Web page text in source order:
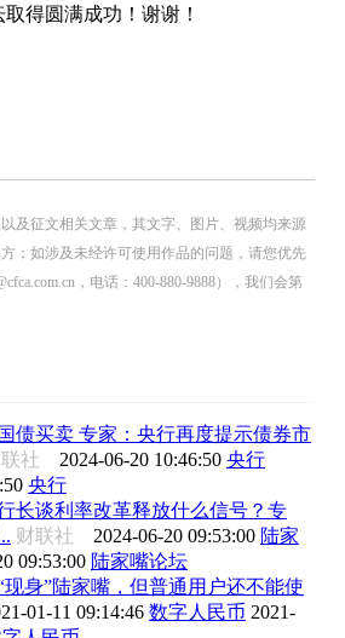
得圆满成功！谢谢！
及征文相关文章，其文字、图片、视频均来源
；如涉及未经许可使用作品的问题，请您优先
，电话：400-880-9888），我们会第
债买卖 专家：央行再度提示债券市
联社 2024-06-20 10:46:50 央行
央行
长谈利率改革释放什么信号？专
财联社 2024-06-20 09:53:00 陆家
09:53:00 陆家嘴论坛
身”陆家嘴，但普通用户还不能使
01-11 09:14:46 数字人民币 2021-